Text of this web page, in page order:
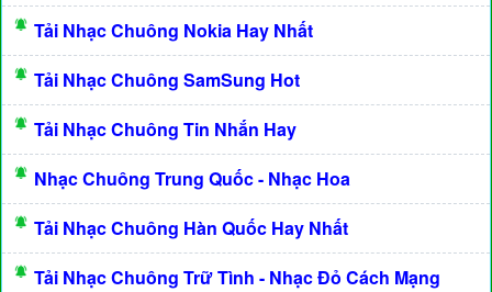
Tải Nhạc Chuông Nokia Hay Nhất
Tải Nhạc Chuông SamSung Hot
Tải Nhạc Chuông Tin Nhắn Hay
Nhạc Chuông Trung Quốc - Nhạc Hoa
Tải Nhạc Chuông Hàn Quốc Hay Nhất
Tải Nhạc Chuông Trữ Tình - Nhạc Đỏ Cách Mạng